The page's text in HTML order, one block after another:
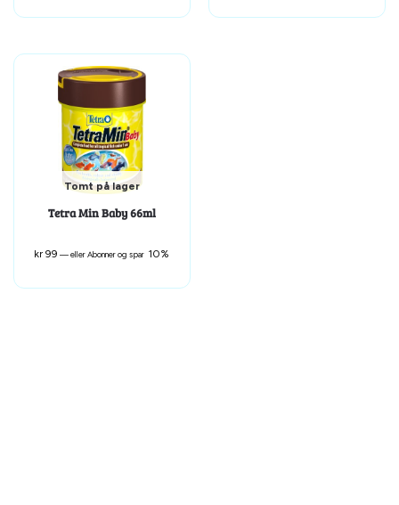
Tomt på lager
Tetra Min Baby 66ml
kr 99 —eller Abonner og spar 10%